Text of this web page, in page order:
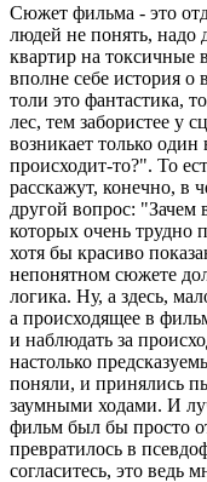
Сюжет фильма - это
людей не понять, надо
квартир на токсичные
вполне себе история
толи это фантастика,
лес, тем забористее у
возникает только
происходит-то?". То
расскажут, конечно, в
другой вопрос: "Зачем
которых очень трудно
хотя бы красиво
непонятном сюжете
логика. Ну, а здесь,
а происходящее в
и наблюдать за
настолько
поняли, и принялись
заумными ходами. И
фильм был бы просто
превратилось в
согласитесь, это ведь